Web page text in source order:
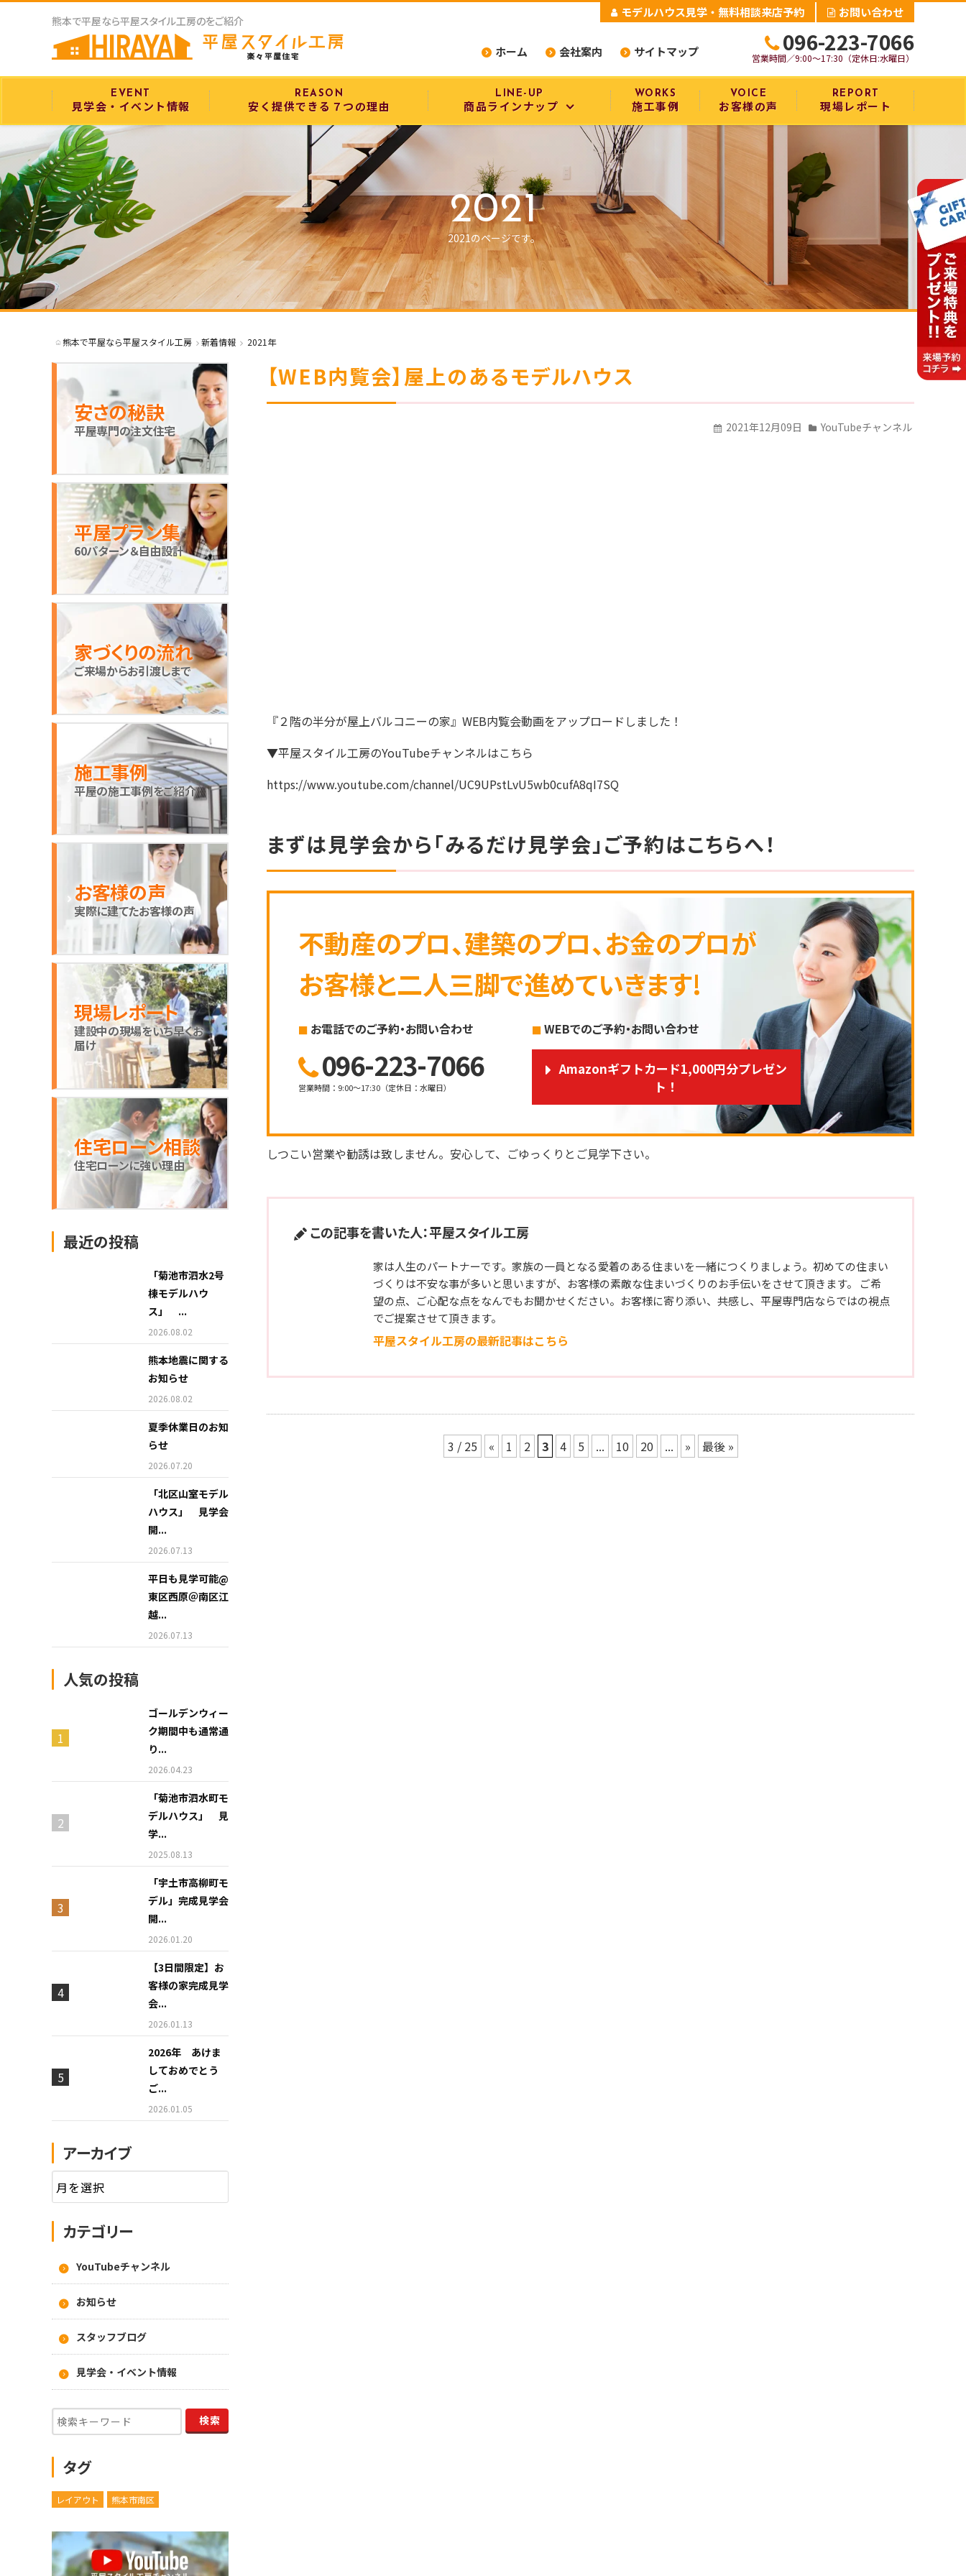
熊本で平屋なら平屋スタイル工房のをご紹介
ホーム 会社案内 サイトマップ
モデルハウス見学・無料相談来店予約 お問い合わせ
096-223-7066
営業時間／9:00～17:30（定休日:水曜日）
EVENT
見学会・イベント情報
REASON
安く提供できる７つの理由
LINE-UP
商品ラインナップ
商品ラインナップ
設備・構造
選べるデザインスタイル
WORKS
施工事例
VOICE
お客様の声
REPORT
現場レポート
2021
2021のページです。
熊本で平屋なら平屋スタイル工房 新着情報 2021年
【WEB内覧会】屋上のあるモデルハウス
2021年12月09日 YouTubeチャンネル
『２階の半分が屋上バルコニーの家』WEB内覧会動画をアップロードしました！
▼平屋スタイル工房のYouTubeチャンネルはこちら
https://www.youtube.com/channel/UC9UPstLvU5wb0cufA8qI7SQ
まずは見学会から「みるだけ見学会」ご予約はこちらへ！
不動産のプロ、建築のプロ、お金のプロが
お客様と二人三脚で進めていきます!
お電話でのご予約・お問い合わせ
096-223-7066
営業時間 ： 9:00～17:30 （定休日 ：水曜日）
WEBでのご予約・お問い合わせ
Amazonギフトカード1,000円分プレゼン
ト！
しつこい営業や勧誘は致しません。安心して、ごゆっくりとご見学下さい。
この記事を書いた人：平屋スタイル工房
家は人生のパートナーです。家族の一員となる愛着のある住まいを一緒につくりましょう。初めての住まい
づくりは不安な事が多いと思いますが、お客様の素敵な住まいづくりのお手伝いをさせて頂きます。 ご希
望の点、ご心配な点をなんでもお聞かせください。お客様に寄り添い、共感し、平屋専門店ならではの視点
でご提案させて頂きます。
平屋スタイル工房の最新記事はこちら
3 / 25 « 1 2 3 4 5 ... 10 20 ... » 最後 »
安さの秘訣
平屋専門の注文住宅
平屋プラン集
60パターン＆自由設計
家づくりの流れ
ご来場からお引渡しまで
施工事例
平屋の施工事例をご紹介
お客様の声
実際に建てたお客様の声
現場レポート
建設中の現場をいち早くお
届け
住宅ローン相談
住宅ローンに強い理由
最近の投稿
「菊池市泗水2号
棟モデルハウ
ス」 ...
2026.08.02
熊本地震に関する
お知らせ
2026.08.02
夏季休業日のお知
らせ
2026.07.20
「北区山室モデル
ハウス」 見学会
開...
2026.07.13
平日も見学可能@
東区西原＠南区江
越...
2026.07.13
人気の投稿
ゴールデンウィー
ク期間中も通常通
り...
2026.04.23
「菊池市泗水町モ
デルハウス」 見
学...
2025.08.13
「宇土市高柳町モ
デル」完成見学会
開...
2026.01.20
【3日間限定】お
客様の家完成見学
会...
2026.01.13
2026年 あけま
しておめでとう
ご...
2026.01.05
アーカイブ
カテゴリー
YouTubeチャンネル
お知らせ
スタッフブログ
見学会・イベント情報
タグ
レイアウト 熊本市南区